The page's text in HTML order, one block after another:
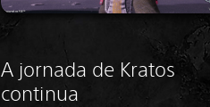
A jornada de Kratos
continua